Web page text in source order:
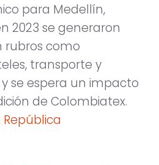
para Medellín,
2023 se generaron
rubros como
transporte y
se espera un impacto
de Colombiatex.